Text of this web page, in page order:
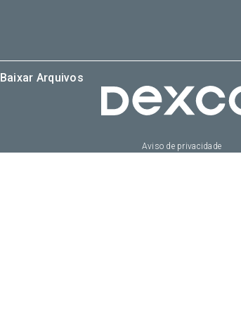
Baixar Arquivos
Aviso de privacidade